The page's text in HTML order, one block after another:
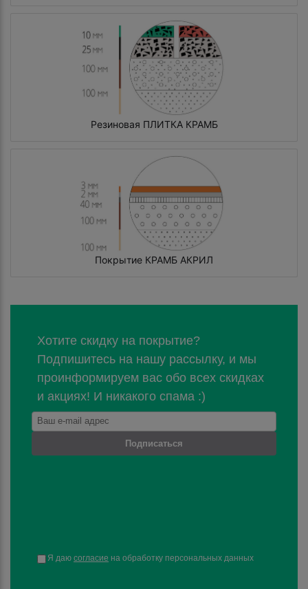
Резиновая ПЛИТКА КРАМБ
Покрытие КРАМБ АКРИЛ
Хотите скидку на покрытие?
Подпишитесь на нашу рассылку, и мы
проинформируем вас обо всех скидках
и акциях! И никакого спама :)
Подписаться
Я даю согласие на обработку персональных данных